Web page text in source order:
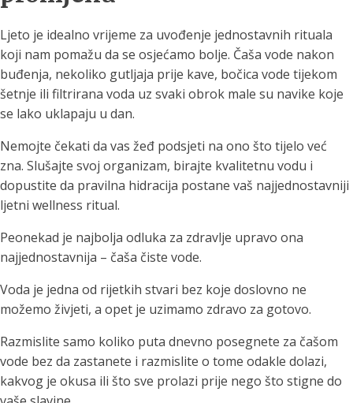
Ljeto je idealno vrijeme za uvođenje jednostavnih rituala
koji nam pomažu da se osjećamo bolje. Čaša vode nakon
buđenja, nekoliko gutljaja prije kave, bočica vode tijekom
šetnje ili filtrirana voda uz svaki obrok male su navike koje
se lako uklapaju u dan.
Nemojte čekati da vas žeđ podsjeti na ono što tijelo već
zna. Slušajte svoj organizam, birajte kvalitetnu vodu i
dopustite da pravilna hidracija postane vaš najjednostavniji
ljetni wellness ritual.
Peonekad je najbolja odluka za zdravlje upravo ona
najjednostavnija – čaša čiste vode.
Voda je jedna od rijetkih stvari bez koje doslovno ne
možemo živjeti, a opet je uzimamo zdravo za gotovo.
Razmislite samo koliko puta dnevno posegnete za čašom
vode bez da zastanete i razmislite o tome odakle dolazi,
kakvog je okusa ili što sve prolazi prije nego što stigne do